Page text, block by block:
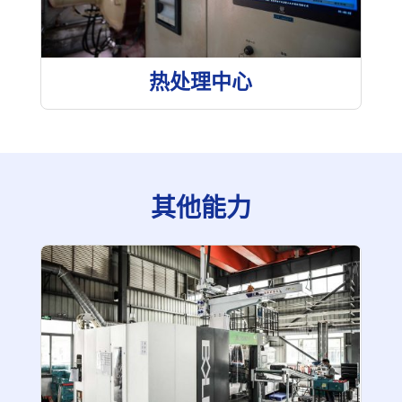
热处理中心
其他能力